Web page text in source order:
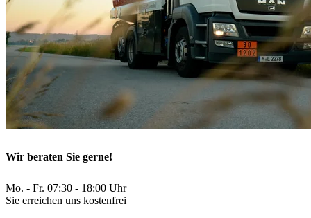
Wir beraten Sie gerne!
Mo. - Fr. 07:30 - 18:00 Uhr
Sie erreichen uns kostenfrei